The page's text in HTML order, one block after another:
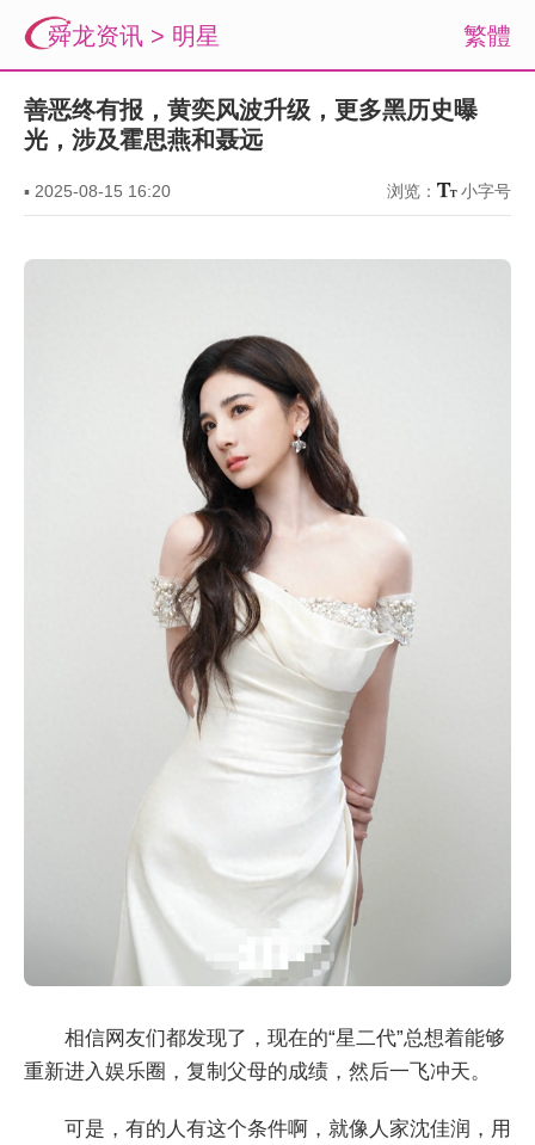
繁體
舜龙资讯 > 明星
善恶终有报，黄奕风波升级，更多黑历史曝
光，涉及霍思燕和聂远
▪ 2025-08-15 16:20 浏览： 小字号
相信网友们都发现了，现在的“星二代”总想着能够
重新进入娱乐圈，复制父母的成绩，然后一飞冲天。
可是，有的人有这个条件啊，就像人家沈佳润，用